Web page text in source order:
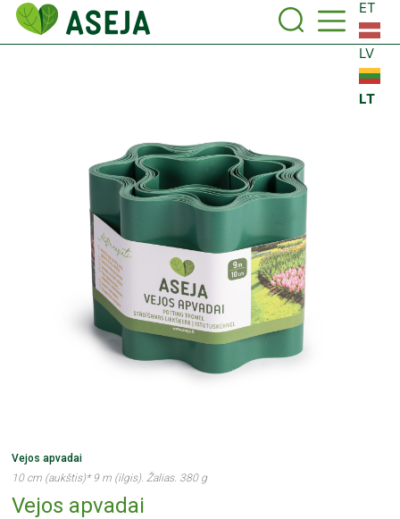
ET
LV
LT
Vejos apvadai
10 cm (aukštis)* 9 m (ilgis). Žalias. 380 g
Vejos apvadai